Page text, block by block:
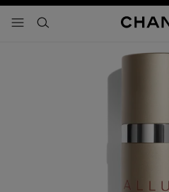
- navegación principal
buscar